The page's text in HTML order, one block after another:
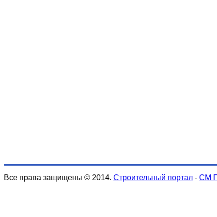
Все права защищены © 2014. Строительный портал - СМ